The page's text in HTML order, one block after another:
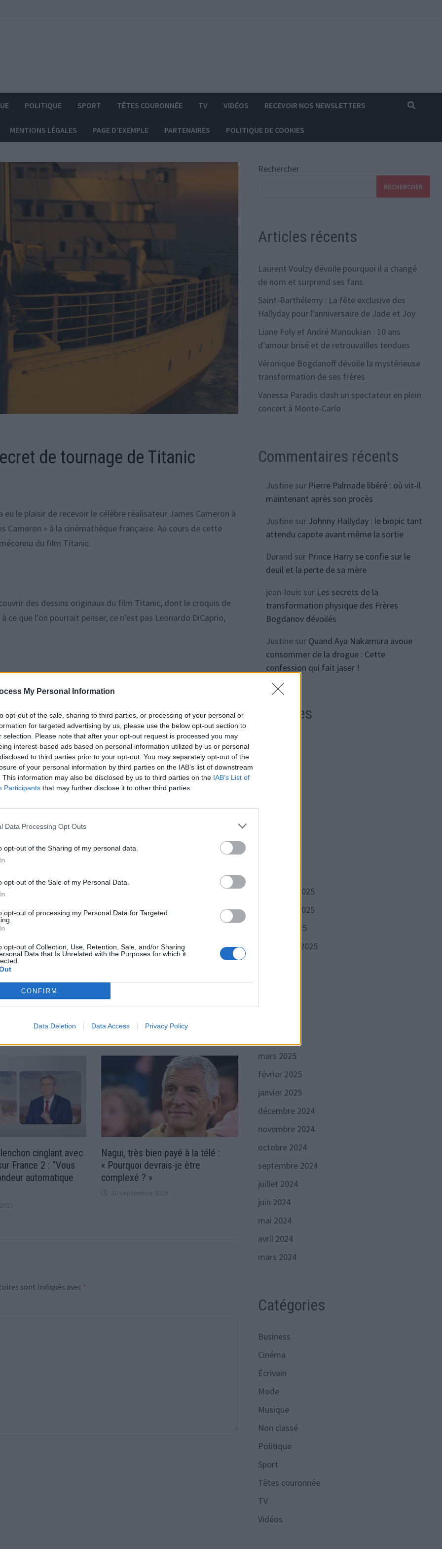
My Personal Information
opt-out of the sale, sharing to third parties, or processing of your personal or
for targeted advertising by us, please use the below opt-out section to
selection. Please note that after your opt-out request is processed you may
interest-based ads based on personal information utilized by us or personal
to third parties prior to your opt-out. You may separately opt-out of the
of your personal information by third parties on the IAB’s list of downstream
This information may also be disclosed by us to third parties on the IAB’s List of
Participants that may further disclose it to other third parties.
Data Processing Opt Outs
opt-out of the Sharing of my personal data.
opt-out of the Sale of my Personal Data.
opt-out of processing my Personal Data for Targeted
opt-out of Collection, Use, Retention, Sale, and/or Sharing
Data that Is Unrelated with the Purposes for which it
CONFIRM
Data Deletion Data Access Privacy Policy
POLITIQUE SPORT TÊTES COURONNÉE TV VIDÉOS RECEVOIR NOS NEWSLETTERS
MENTIONS LÉGALES PAGE D’EXEMPLE PARTENAIRES POLITIQUE DE COOKIES
de tournage de Titanic
eu le plaisir de recevoir le célèbre réalisateur James Cameron à
Cameron » à la cinémathèque française. Au cours de cette
du film Titanic.
des dessins originaux du film Titanic, dont le croquis de
que l’on pourrait penser, ce n’est pas Leonardo DiCaprio,
qui a dessiné le portrait de Rose. Il explique que lors des
sa main qui réalise le dessin. Cameron, étant gaucher, a dû
d’être la « doublure main » de Leonardo DiCaprio. Il a souligné
de la réplique du film où Rose exprime son admiration pour
de l’un des films les plus emblématiques du cinéma.
:
suivante :
Alain Delon sous curatelle renforcée !
→
cinglant avec
France 2 : “Vous
automatique
Nagui, très bien payé à la télé :
« Pourquoi devrais-je être
complexé ? »
30 septembre 2025
sont indiqués avec *
Rechercher
RECHERCHER
Articles récents
Laurent Voulzy dévoile pourquoi il a changé
de nom et surprend ses fans
Saint-Barthélemy : La fête exclusive des
Hallyday pour l’anniversaire de Jade et Joy
Liane Foly et André Manoukian : 10 ans
d’amour brisé et de retrouvailles tendues
Véronique Bogdanoff dévoile la mystérieuse
transformation de ses frères
Vanessa Paradis clash un spectateur en plein
concert à Monte-Carlo
Commentaires récents
Justinesur Pierre Palmade libéré : où vit-il
maintenant après son procès
Justinesur Johnny Hallyday : le biopic tant
attendu capote avant même la sortie
Durand sur Prince Harry se confie sur le
deuil et la perte de sa mère
jean-louis sur Les secrets de la
transformation physique des Frères
Bogdanov dévoilés
Justinesur Quand Aya Nakamura avoue
consommer de la drogue : Cette
confession qui fait jaser !
Archives
février 2026
janvier 2026
décembre 2025
novembre 2025
octobre 2025
septembre 2025
mars 2025
février 2025
janvier 2025
décembre 2024
novembre 2024
octobre 2024
septembre 2024
juillet 2024
juin 2024
mai 2024
avril 2024
mars 2024
Catégories
Business
Cinéma
Écrivain
Mode
Musique
Non classé
Politique
Sport
Têtes couronnée
TV
Vidéos